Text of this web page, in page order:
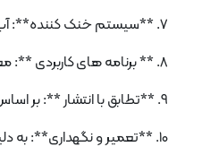
7. **سیستم خنک کننده**: آب خنک می شود
8. ** برنامه های کاربردی **: معمولاً در کامیون ها، اتوبوس ها، تجهیزات ساختمانی و کاربردهای دریایی استفاده می شود.
9. **تطابق با انتشار **: بر اساس سال مدل و منطقه متفاوت است. مدل‌های جدیدتر ممکن است شامل فناوری‌های کنترل انتشار مانند EGR و SCR باشند.
10. **تعمیر و نگهداری**: به دلیل قوی بودن با الزامات نگهداری نسبتاً ساده شناخته شده است.